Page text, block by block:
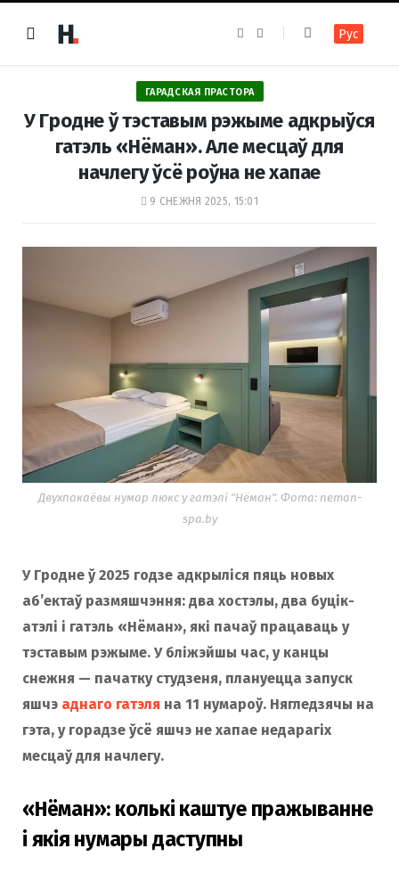
e
b
o
o
k
t
a
r
a
m
Рус
ГАРАДСКАЯ ПРАСТОРА
У Гродне ў тэставым рэжыме адкрыўся
гатэль «Нёман». Але месцаў для
начлегу ўсё роўна не хапае
9 СНЕЖНЯ 2025, 15:01
Двухпакаёвы нумар люкс у гатэлі "Нёман". Фота: neman-
spa.by
У Гродне ў 2025 годзе адкрыліся пяць новых
аб’ектаў размяшчэння: два хостэлы, два буцік-
атэлі і гатэль «Нёман», які пачаў працаваць у
тэставым рэжыме. У бліжэйшы час, у канцы
снежня — пачатку студзеня, плануецца запуск
яшчэ аднаго гатэля на 11 нумароў. Нягледзячы на
гэта, у горадзе ўсё яшчэ не хапае недарагіх
месцаў для начлегу.
«Нёман»: колькі каштуе пражыванне
і якія нумары даступны